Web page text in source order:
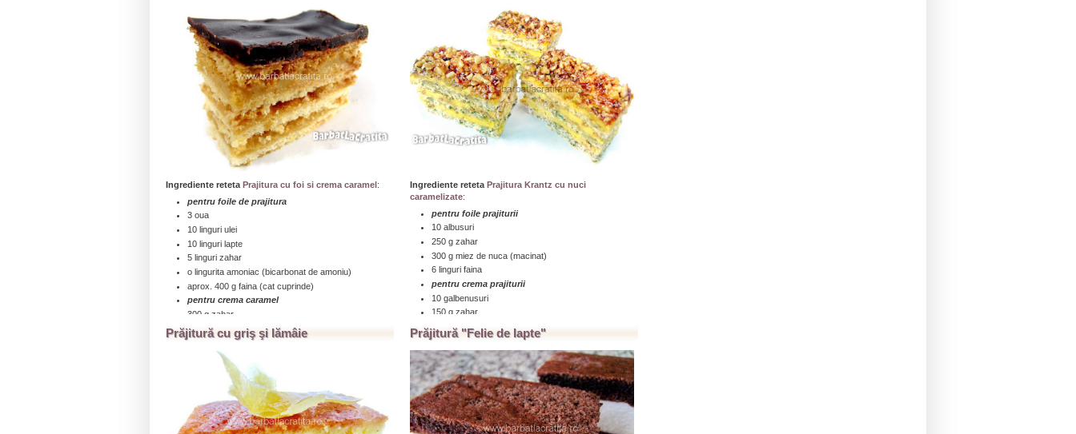
...click aici pentru a citi toată reţeta » » »
Ingrediente reteta Prajitura cu foi si crema caramel:
pentru foile de prajitura
3 oua
10 linguri ulei
10 linguri lapte
5 linguri zahar
o lingurita amoniac (bicarbonat de amoniu)
aprox. 400 g faina (cat cuprinde)
pentru crema caramel
300 g zahar
100 g faina (sau amidon)
500 ml lapte
300 g unt (un pachet si jumatate)
pentru glazura (optional)
o ciocolata (100 g)
2-3 lingurite ulei sau lapte
...click aici pentru a citi toată reţeta » » »
Ingrediente reteta Prajitura Krantz cu nuci
caramelizate:
pentru foile prajiturii
10 albusuri
250 g zahar
300 g miez de nuca (macinat)
6 linguri faina
pentru crema prajiturii
10 galbenusuri
150 g zahar
300 g unt
2-3 lingurite esenta (rom si vanilie)
pentru "krantz"
100 g zahar
100 g miez nuca (bucati)
...click aici pentru a citi toată reţeta » » »
Prăjitură cu griş şi lămâie Prăjitură "Felie de lapte"